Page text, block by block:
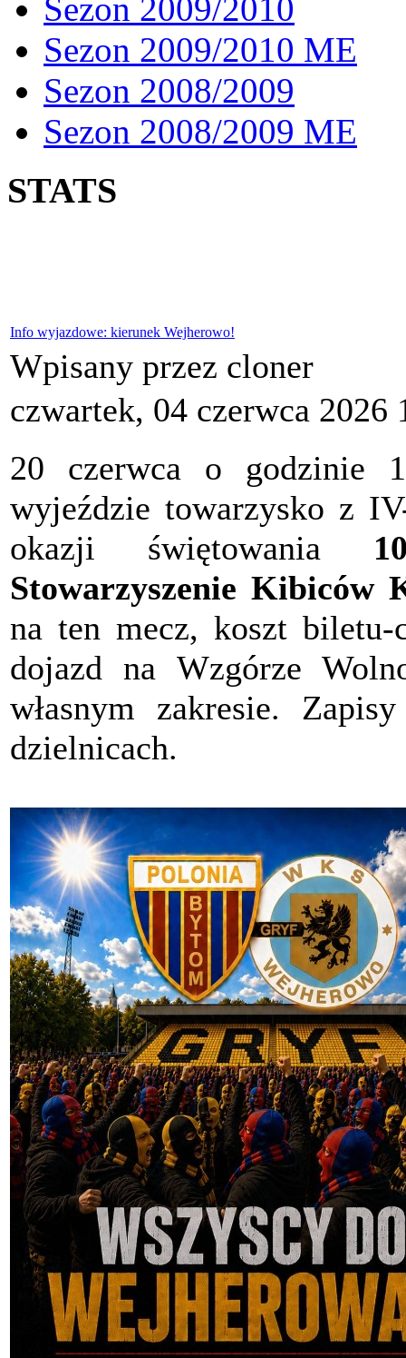
Sezon 2009/2010
Sezon 2009/2010 ME
Sezon 2008/2009
Sezon 2008/2009 ME
STATS
Info wyjazdowe: kierunek Wejherowo!
Wpisany przez cloner
czwartek, 04 czerwca 2026
20 czerwca o godzinie
wyjeździe towarzysko z
okazji świętowania
Stowarzyszenie Kibiców
na ten mecz, koszt
dojazd na Wzgórze
własnym zakresie.
dzielnicach.